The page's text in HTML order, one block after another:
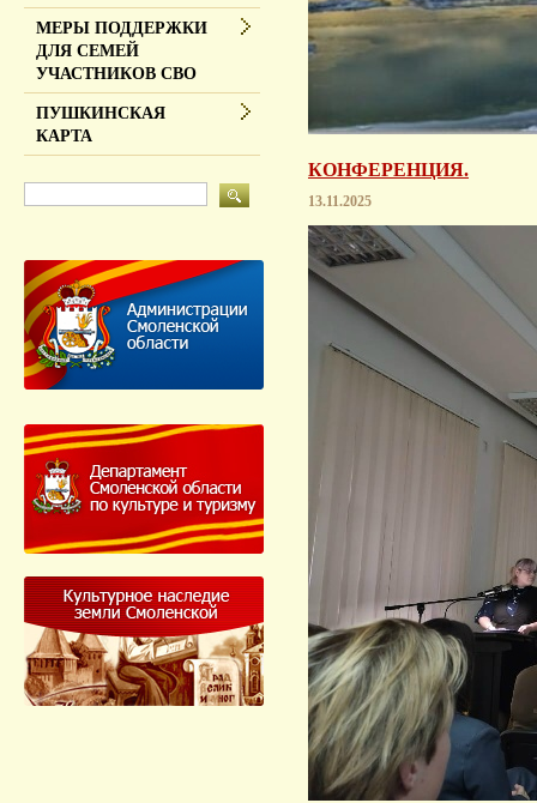
КОНФЕРЕНЦИЯ.
13.11.2025
МЕРЫ ПОДДЕРЖКИ
ДЛЯ СЕМЕЙ
УЧАСТНИКОВ СВО
ПУШКИНСКАЯ
КАРТА